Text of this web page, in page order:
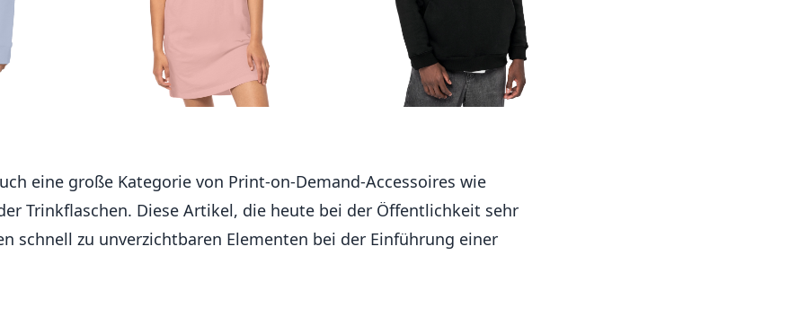
eine große Kategorie von Print-on-Demand-Accessoires wie
Trinkflaschen. Diese Artikel, die heute bei der Öffentlichkeit sehr
schnell zu unverzichtbaren Elementen bei der Einführung einer